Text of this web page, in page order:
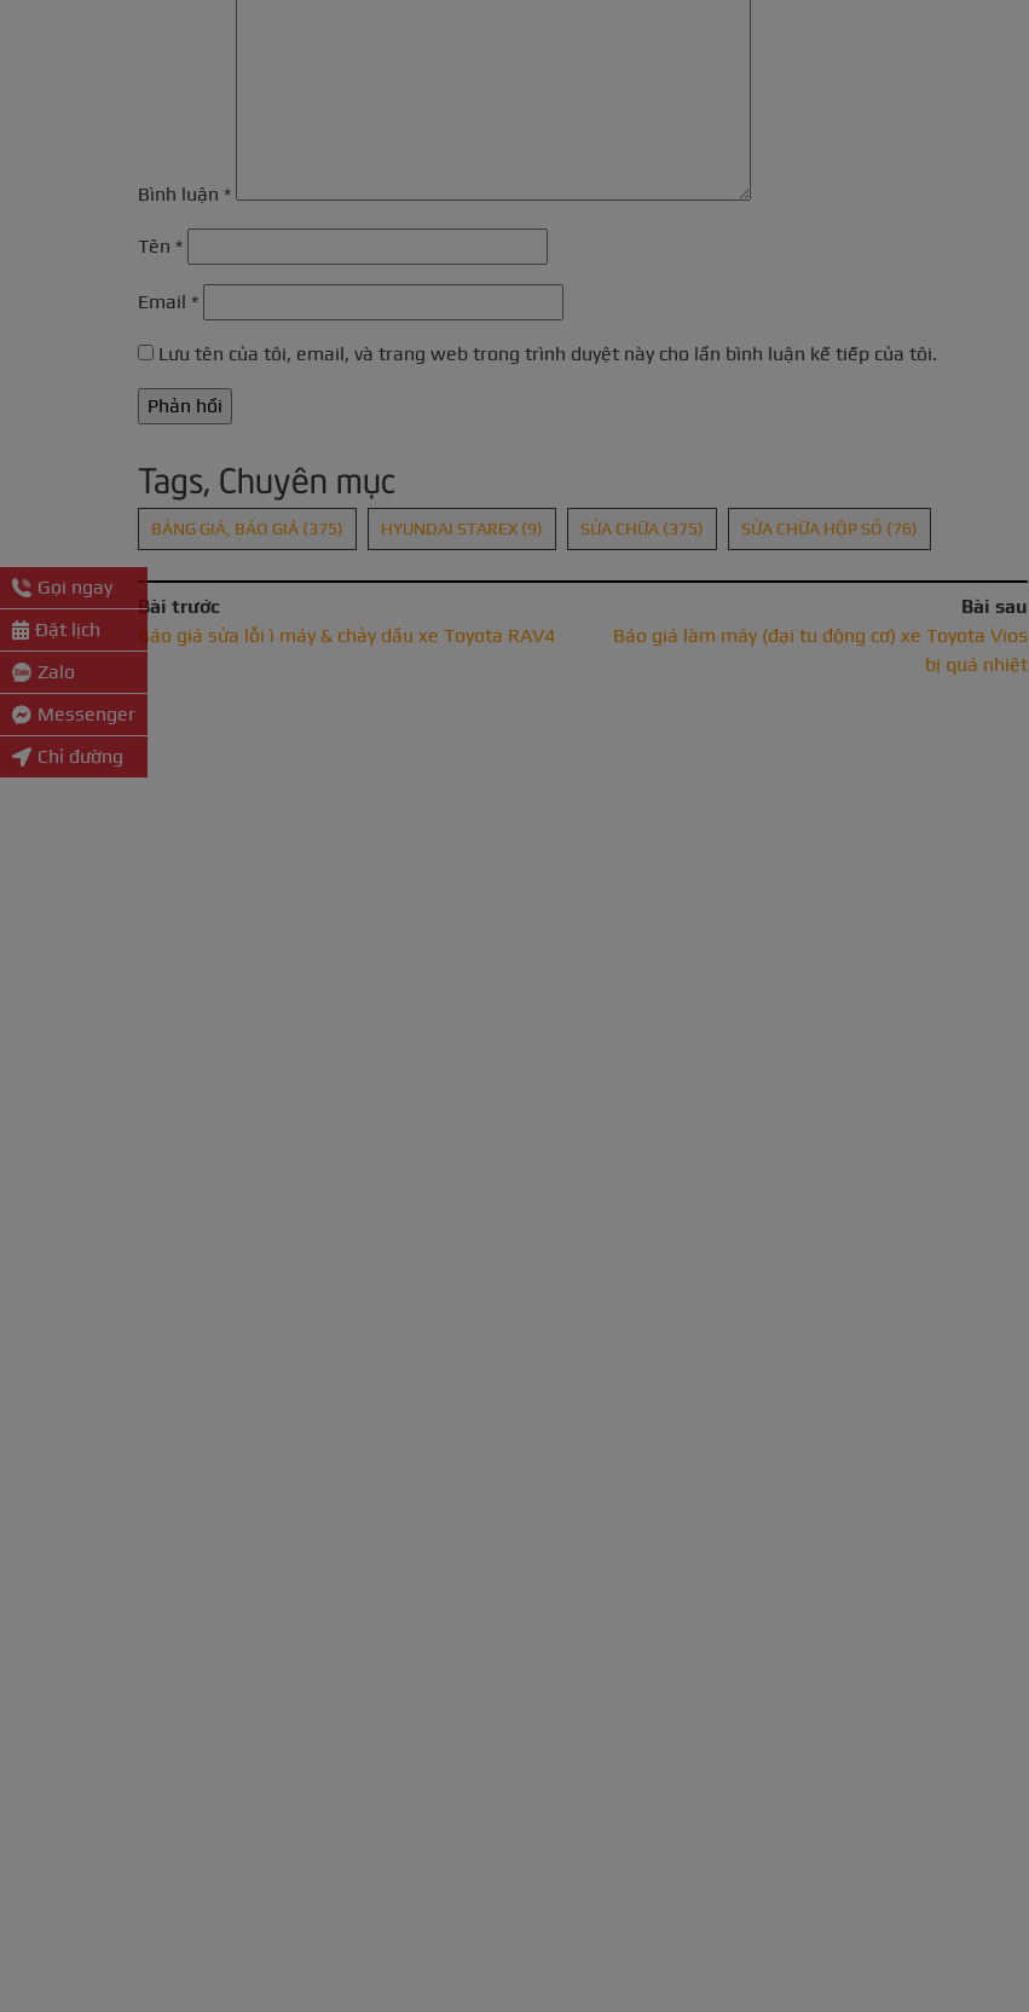
Bình luận *
Tên *
Email *
Lưu tên của tôi, email, và trang web trong trình duyệt này cho lần bình luận kế tiếp của tôi.
Tags, Chuyên mục
BẢNG GIÁ, BÁO GIÁ (375) HYUNDAI STAREX (9) SỬA CHỮA (375) SỬA CHỮA HỘP SỐ (76)
Bài trước
Báo giá sửa lỗi ì máy & chảy dầu xe Toyota RAV4
Bài sau
Báo giá làm máy (đại tu động cơ) xe Toyota Vios
bị quá nhiệt
Gọi ngay
Đặt lịch
Zalo
Messenger
Chỉ đường